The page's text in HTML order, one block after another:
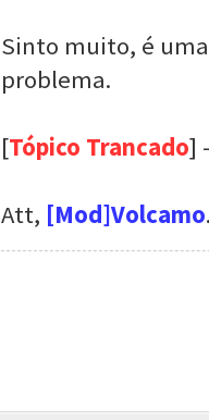
Sinto muito, é
problema.
[Tópico Trancado]
Att, [Mod]Volcamo